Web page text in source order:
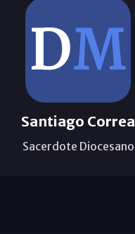
Santiago Correa
Sacerdote Diocesano